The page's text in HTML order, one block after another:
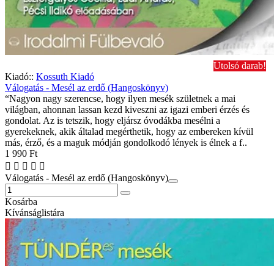
Utolsó darab!
Kiadó:: Kossuth Kiadó
Válogatás - Mesél az erdő (Hangoskönyv)
“Nagyon nagy szerencse, hogy ilyen mesék születnek a mai
világban, ahonnan lassan kezd kiveszni az igazi emberi érzés és
gondolat. Az is tetszik, hogy eljársz óvodákba mesélni a
gyerekeknek, akik általad megérthetik, hogy az embereken kívül
más, érző, és a maguk módján gondolkodó lények is élnek a f..
1 990 Ft
Válogatás - Mesél az erdő (Hangoskönyv)
Kosárba
Kívánságlistára